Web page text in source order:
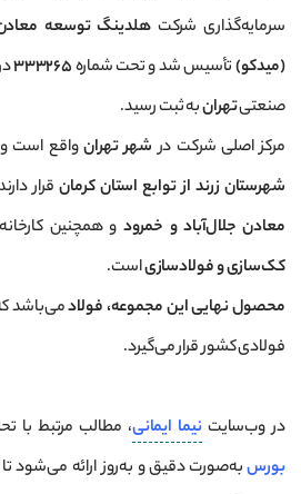
سرمایه‌گذاری شرکتهلدینگ توسعه
(میدکو)تأسیس شد و تحت شماره۳۳۳۲۶۵
صنعتیتهرانبه ثبت رسید.
مرکز اصلی شرکت در شهر تهرانواقع است و
شهرستان زرند از توابع استان کرمانقرار
معادن جلال‌آباد و خمرود و همچنین
کک‌سازی و فولادسازیاست.
محصول نهایی این مجموعه، فولادمی‌باشد که
فولادی کشور قرار می‌گیرد.
در وب‌سایتنیما ایمانی، مطالب مرتبط با
بورسبه‌صورت دقیق و به‌روز ارائه می‌شود تا